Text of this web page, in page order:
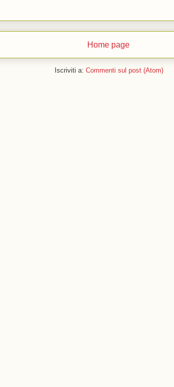
Home page
Iscriviti a: Commenti sul post (Atom)